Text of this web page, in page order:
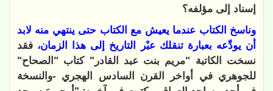
إسناد إلى مؤلفه؟
وناسخ الكتاب عندما يعيش مع الكتاب حتى ينتهي منه لابد
أن يودِّعه بعبارة تنقلك عبْر التاريخ إلى هذا الزمان، فقد
نسخت الكاتبة "مريم بنت عبد القادر" كتاب "الصحاح"
للجوهري في أواخر القرن السادس الهجري -والنسخة